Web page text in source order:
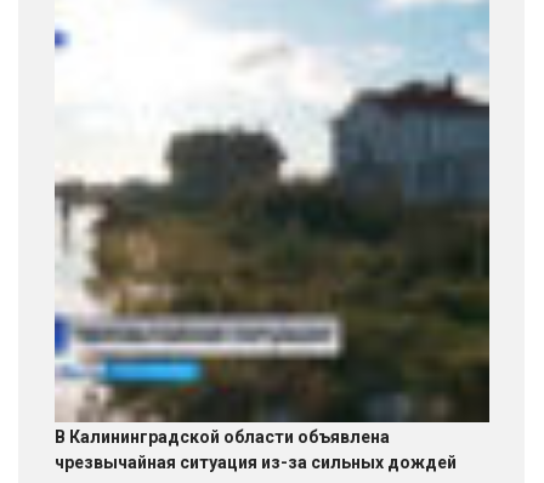
В Калининградской области объявлена
чрезвычайная ситуация из-за сильных дождей